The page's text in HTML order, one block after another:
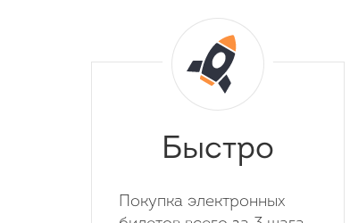
Быстро
Покупка электронных